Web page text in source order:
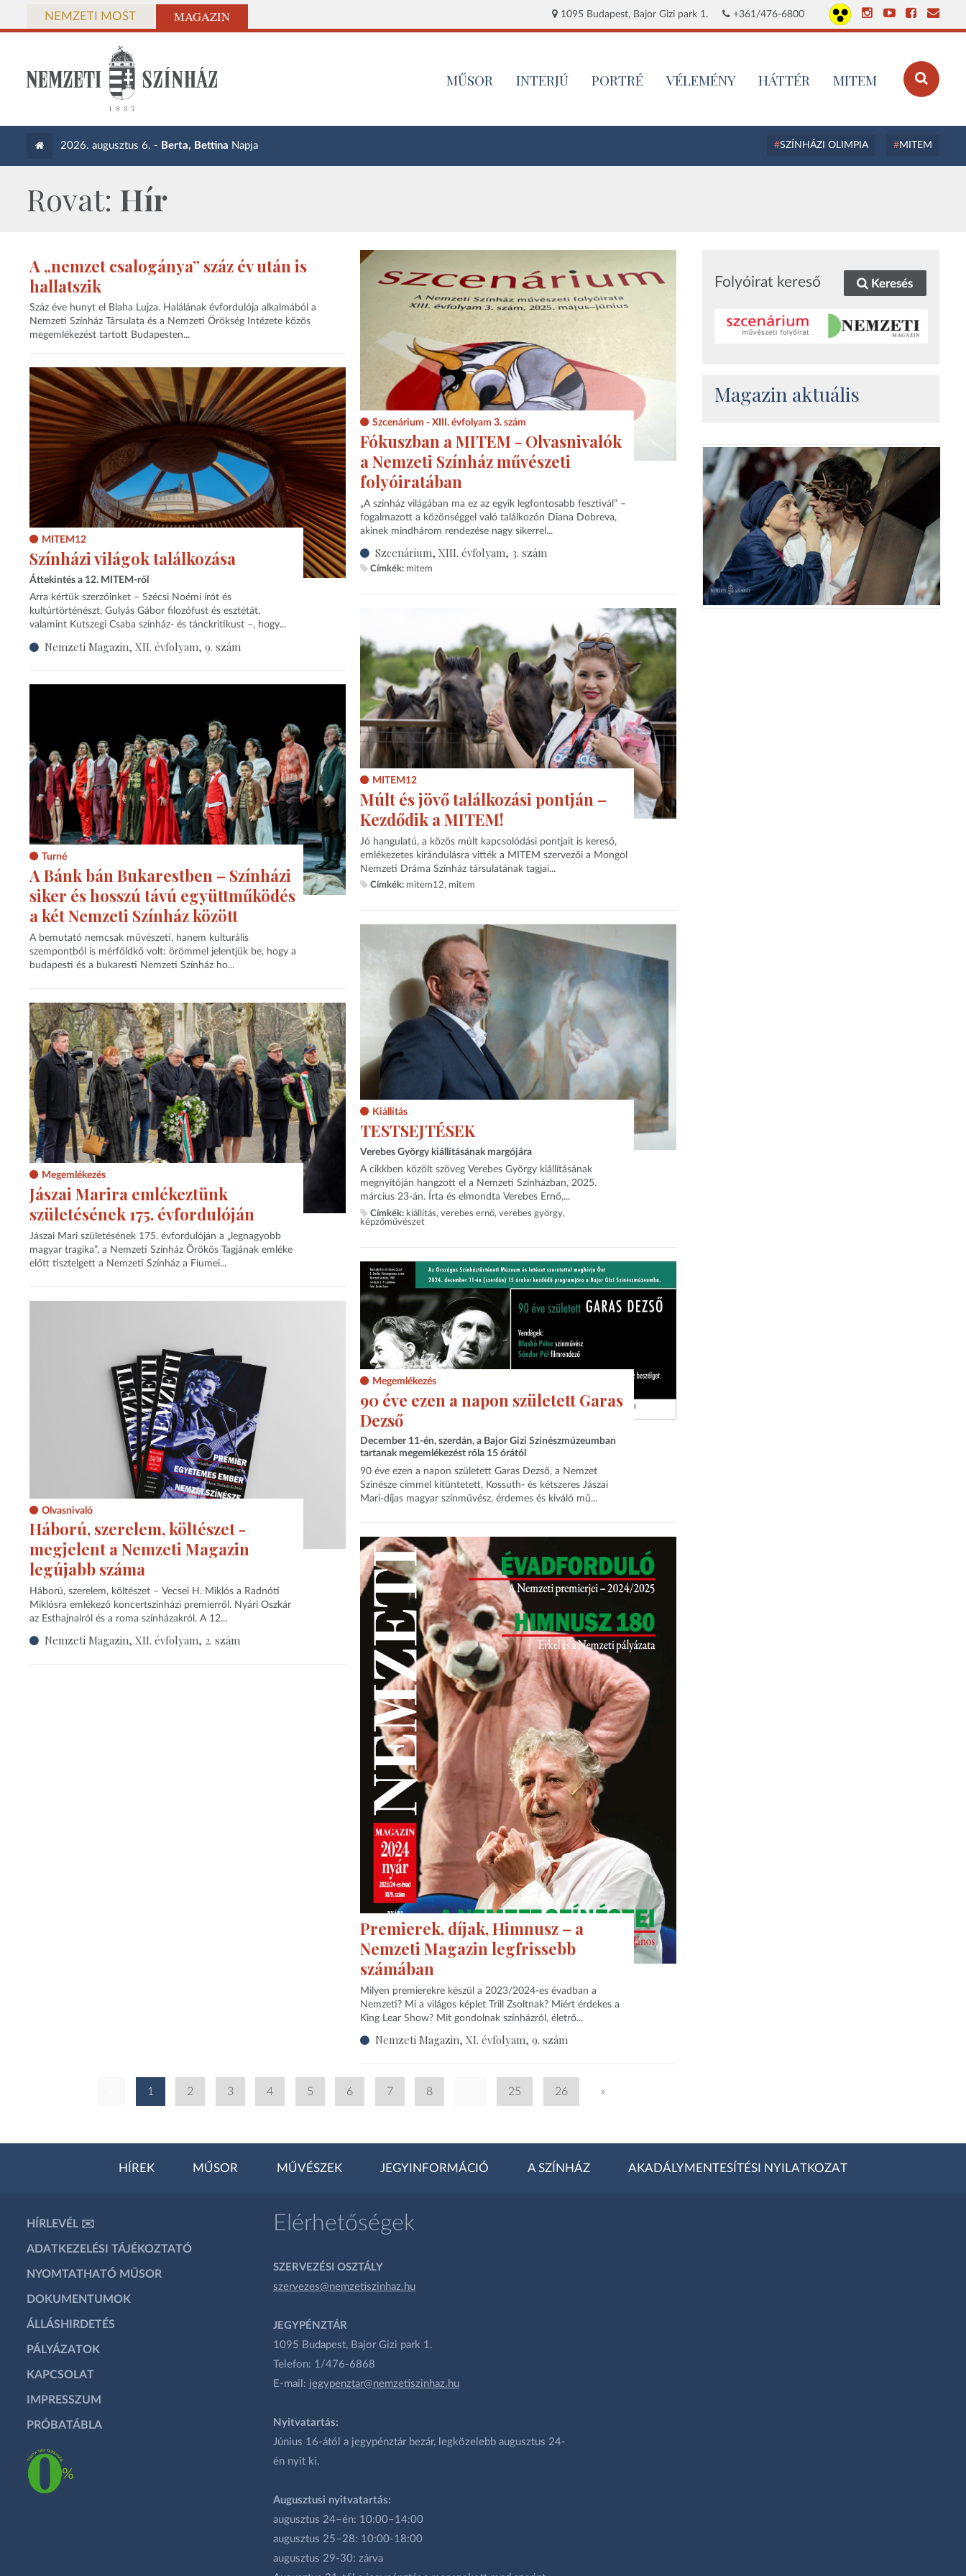
NEMZETI MOST MAGAZIN 1095 Budapest, Bajor Gizi park 1. +361/476-6800
MŰSOR INTERJÚ PORTRÉ VÉLEMÉNY HÁTTÉR MITEM
2026. augusztus 6. - Berta, Bettina Napja SZÍNHÁZI OLIMPIA MITEM
Rovat: Hír
A „nemzet csalogánya” száz év után is
hallatszik
Száz éve hunyt el Blaha Lujza. Halálának évfordulója alkalmából a
Nemzeti Színház Társulata és a Nemzeti Örökség Intézete közös
megemlékezést tartott Budapesten...
Szcenárium - XIII. évfolyam 3. szám
Fókuszban a MITEM - Olvasnivalók
a Nemzeti Színház művészeti
folyóiratában
„A színház világában ma ez az egyik legfontosabb fesztivál” –
fogalmazott a közönséggel való találkozón Diana Dobreva,
akinek mindhárom rendezése nagy sikerrel...
Szcenárium, XIII. évfolyam, 3. szám
Címkék: mitem
MITEM12
Színházi világok találkozása
Áttekintés a 12. MITEM-ről
Arra kértük szerzőinket – Szécsi Noémi írót és
kultúrtörténészt, Gulyás Gábor filozófust és esztétát,
valamint Kutszegi Csaba színház- és tánckritikust –, hogy...
Nemzeti Magazin, XII. évfolyam, 9. szám
MITEM12
Múlt és jövő találkozási pontján –
Kezdődik a MITEM!
Jó hangulatú, a közös múlt kapcsolódási pontjait is kereső,
emlékezetes kirándulásra vitték a MITEM szervezői a Mongol
Nemzeti Dráma Színház társulatának tagjai...
Címkék: mitem12 mitem
Turné
A Bánk bán Bukarestben – Színházi
siker és hosszú távú együttműködés
a két Nemzeti Színház között
A bemutató nemcsak művészeti, hanem kulturális
szempontból is mérföldkő volt: örömmel jelentjük be, hogy a
budapesti és a bukaresti Nemzeti Színház ho...
Kiállítás
TESTSEJTÉSEK
Verebes György kiállításának margójára
A cikkben közölt szöveg Verebes György kiállításának
megnyitóján hangzott el a Nemzeti Színházban, 2025.
március 23-án. Írta és elmondta Verebes Ernő,...
Címkék: kiállítás verebes ernő verebes györgy
képzőművészet
Megemlékezés
Jászai Marira emlékeztünk
születésének 175. évfordulóján
Jászai Mari születésének 175. évfordulóján a „legnagyobb
magyar tragika”, a Nemzeti Színház Örökös Tagjának emléke
előtt tisztelgett a Nemzeti Színház a Fiumei...
Megemlékezés
90 éve ezen a napon született Garas
Dezső
December 11-én, szerdán, a Bajor Gizi Színészmúzeumban
tartanak megemlékezést róla 15 órától
90 éve ezen a napon született Garas Dezső, a Nemzet
Színésze címmel kitüntetett, Kossuth- és kétszeres Jászai
Mari-díjas magyar színművész, érdemes és kiváló mű...
Olvasnivaló
Háború, szerelem, költészet -
megjelent a Nemzeti Magazin
legújabb száma
Háború, szerelem, költészet – Vecsei H. Miklós a Radnóti
Miklósra emlékező koncertszínházi premierről. Nyári Oszkár
az Esthajnalról és a roma színházakról. A 12...
Nemzeti Magazin, XII. évfolyam, 2. szám
Premierek, díjak, Himnusz – a
Nemzeti Magazin legfrissebb
számában
Milyen premierekre készül a 2023/2024-es évadban a
Nemzeti? Mi a világos képlet Trill Zsoltnak? Miért érdekes a
King Lear Show? Mit gondolnak színházról, életrő...
Nemzeti Magazin, XI. évfolyam, 9. szám
1 2 3 4 5 6 7 8 25 26 »
Folyóirat kereső Keresés
Magazin aktuális
HÍREK MŰSOR MŰVÉSZEK JEGYINFORMÁCIÓ A SZÍNHÁZ AKADÁLYMENTESÍTÉSI NYILATKOZAT
HÍRLEVÉL ✉️
ADATKEZELÉSI TÁJÉKOZTATÓ
NYOMTATHATÓ MŰSOR
DOKUMENTUMOK
ÁLLÁSHIRDETÉS
PÁLYÁZATOK
KAPCSOLAT
IMPRESSZUM
PRÓBATÁBLA
Elérhetőségek
SZERVEZÉSI OSZTÁLY
szervezes@nemzetiszinhaz.hu
JEGYPÉNZTÁR
1095 Budapest, Bajor Gizi park 1.
Telefon: 1/476-6868
E-mail: jegypenztar@nemzetiszinhaz.hu
Nyitvatartás:
Június 16-ától a jegypénztár bezár, legközelebb augusztus 24-
én nyit ki.
Augusztusi nyitvatartás:
augusztus 24–én: 10:00–14:00
augusztus 25–28: 10:00-18:00
augusztus 29-30: zárva